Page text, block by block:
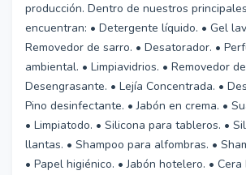
producción. Dentro de nuestros
encuentran: • Detergente líquido. • Gel
Removedor de sarro. • Desatorador. •
ambiental. • Limpiavidrios. • Removedor
Desengrasante. • Lejía Concentrada. •
Pino desinfectante. • Jabón en crema. •
• Limpiatodo. • Silicona para tableros. •
llantas. • Shampoo para alfombras. •
• Papel higiénico. • Jabón hotelero. • Cera